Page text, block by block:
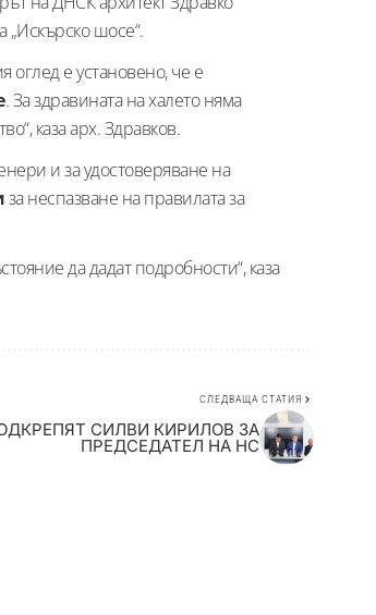
„Искърско шосе“.
е установено, че е
. За здравината на халето няма
каза арх. Здравков.
и за удостоверяване на
за неспазване на правилата за
да дадат подробности“, каза
СЛЕДВАЩА СТАТИЯ
СИЛВИ КИРИЛОВ ЗА
ПРЕДСЕДАТЕЛ НА НС